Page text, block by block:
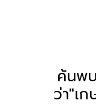
ค้นพ
ว่า"เ